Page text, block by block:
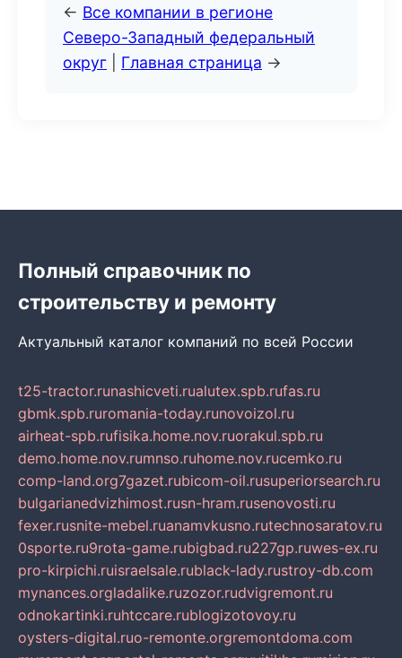
← Все компании в регионе
Северо-Западный федеральный
округ
Главная страница →
Полный справочник по
строительству и ремонту
Актуальный каталог компаний по всей России
t25-tractor.runashicveti.rualutex.spb.rufas.ru
gbmk.spb.ruromania-today.runovoizol.ru
airheat-spb.rufisika.home.nov.ruorakul.spb.ru
demo.home.nov.rumnso.ruhome.nov.rucemko.ru
comp-land.org7gazet.rubicom-oil.rusuperiorsearch.ru
bulgarianedvizhimost.rusn-hram.rusenovosti.ru
fexer.rusnite-mebel.ruanamvkusno.rutechnosaratov.ru
0sporte.ru9rota-game.rubigbad.ru227gp.ruwes-ex.ru
pro-kirpichi.ruisraelsale.rublack-lady.rustroy-db.com
mynances.orgladalike.ruzozor.rudvigremont.ru
odnokartinki.ruhtccare.rublogizotovoy.ru
oysters-digital.ruo-remonte.orgremontdoma.com